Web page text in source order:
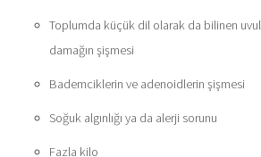
Toplumda küçük dil olarak da bilinen
damağın şişmesi
Bademciklerin ve adenoidlerin şişmesi
Soğuk algınlığı ya da alerji sorunu
Fazla kilo